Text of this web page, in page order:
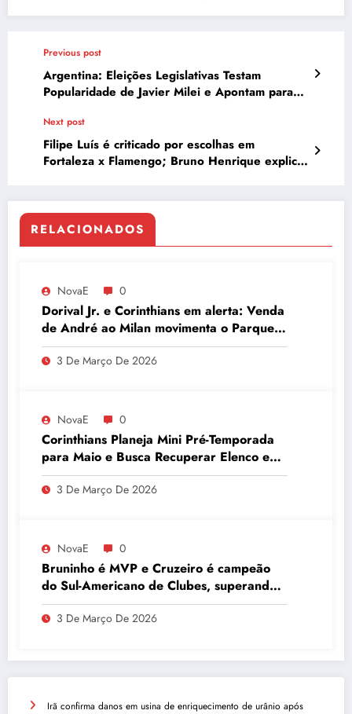
Previous post
Argentina: Eleições Legislativas Testam
Popularidade de Javier Milei e Apontam para
Next post
Filipe Luís é criticado por escolhas em
Fortaleza x Flamengo; Bruno Henrique explica
RELACIONADOS
NovaE 0
Dorival Jr. e Corinthians em alerta: Venda
de André ao Milan movimenta o Parque
São Jorge
3 De Março De 2026
NovaE 0
Corinthians Planeja Mini Pré-Temporada
para Maio e Busca Recuperar Elenco e
Desempenho
3 De Março De 2026
NovaE 0
Bruninho é MVP e Cruzeiro é campeão
do Sul-Americano de Clubes, superando
Campinas
3 De Março De 2026
Irã confirma danos em usina de enriquecimento de urânio após